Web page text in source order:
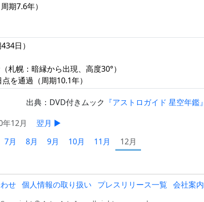
期7.6年）
日）
札幌：暗縁から出現、高度30°）
を通過（周期10.1年）
出典：DVD付きムック 『アストロガイド 星空年鑑』
年12月
翌月 ▶
7月 8月 9月 10月 11月 12月
せ 個人情報の取り扱い プレスリリース一覧 会社案内